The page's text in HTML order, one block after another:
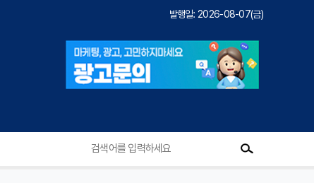
발행일: 2026-08-07(금)